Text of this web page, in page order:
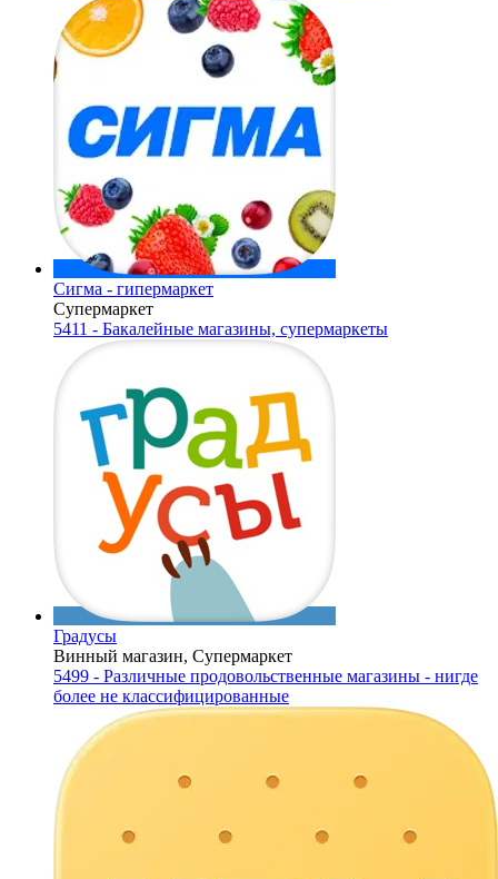
Сигма - гипермаркет
Супермаркет
5411 - Бакалейные магазины, супермаркеты
Градусы
Винный магазин, Супермаркет
5499 - Различные продовольственные магазины - нигде
более не классифицированные